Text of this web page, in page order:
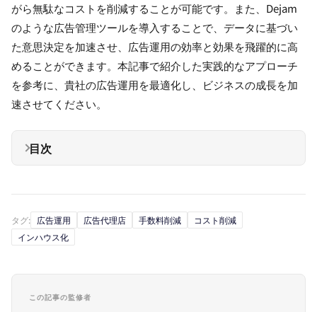
がら無駄なコストを削減することが可能です。また、Dejam
のような広告管理ツールを導入することで、データに基づい
た意思決定を加速させ、広告運用の効率と効果を飛躍的に高
めることができます。本記事で紹介した実践的なアプローチ
を参考に、貴社の広告運用を最適化し、ビジネスの成長を加
速させてください。
目次
タグ: 広告運用 広告代理店 手数料削減
コスト削減
インハウス化
この記事の監修者